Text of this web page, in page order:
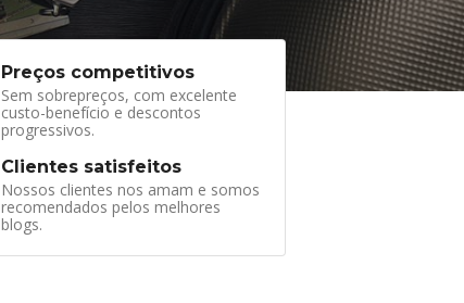
Preços competitivos
Sem sobrepreços, com excelente
custo-benefício e descontos
progressivos.
Clientes satisfeitos
Nossos clientes nos amam e somos
recomendados pelos melhores
blogs.